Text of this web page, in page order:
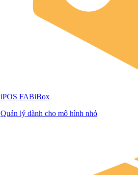
iPOS FABiBox
Quản lý dành cho mô hình nhỏ